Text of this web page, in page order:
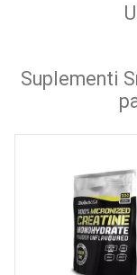
Suplementi